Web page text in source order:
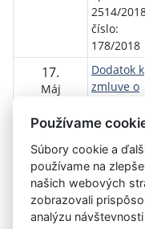
2514/
číslo:
178/2018
17.
Máj
Dodatok k
zmluve o
Spr. 150/
« 31 32
39
Používame
Súbory cookie a
používame na
našich webových
zobrazovali
analýzu